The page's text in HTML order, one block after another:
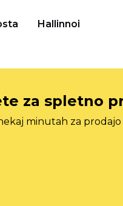
Hallinnoi
za spletno
minutah za